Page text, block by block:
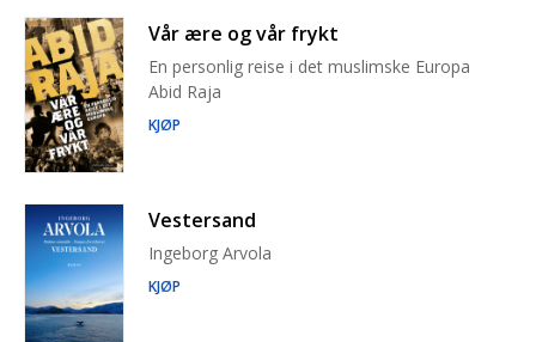
Vår ære og vår frykt
En personlig reise i det muslimske Europa
Abid Raja
KJØP
Vestersand
Ingeborg Arvola
KJØP